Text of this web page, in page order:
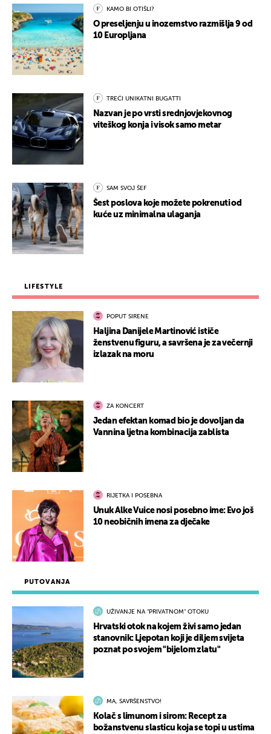
PUTOVANJA
UŽIVANJE NA "PRIVATNOM" OTOKU
Hrvatski otok na kojem živi samo jedan
stanovnik: Ljepotan koji je diljem svijeta
poznat po svojem "bijelom zlatu"
MA, SAVRŠENSTVO!
Kolač s limunom i sirom: Recept za
božanstvenu slasticu koja se topi u ustima
KAMO BI OTIŠLI?
O preseljenju u inozemstvo razmišlja 9 od
10 Europljana
TREĆI UNIKATNI BUGATTI
Nazvan je po vrsti srednjovjekovnog
viteškog konja i visok samo metar
SAM SVOJ ŠEF
Šest poslova koje možete pokrenuti od
kuće uz minimalna ulaganja
LIFESTYLE
POPUT SIRENE
Haljina Danijele Martinović ističe
ženstvenu figuru, a savršena je za večernji
izlazak na moru
ZA KONCERT
Jedan efektan komad bio je dovoljan da
Vannina ljetna kombinacija zablista
RIJETKA I POSEBNA
Unuk Alke Vuice nosi posebno ime: Evo još
10 neobičnih imena za dječake